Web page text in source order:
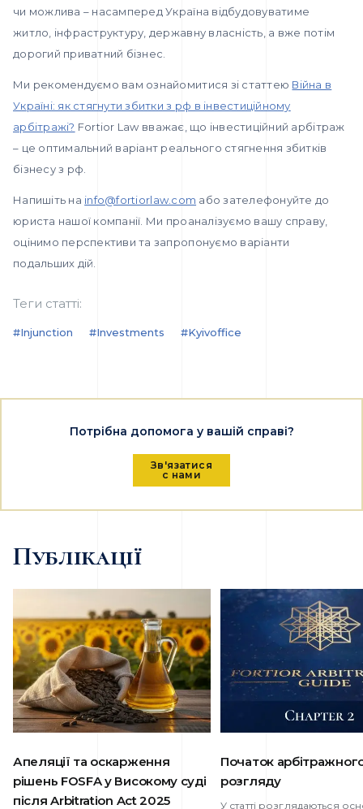
чи можлива – насамперед Україна відбудовуватиме
житло, інфраструктуру, державну власність, а вже потім
дорогий приватний бізнес.
Ми рекомендуємо вам ознайомитися зі статтею Війна в
Україні: як стягнути збитки з рф в інвестиційному
арбітражі? Fortior Law вважає, що інвестиційний арбітраж
– це оптимальний варіант реального стягнення збитків
бізнесу з рф.
Напишіть на info@fortiorlaw.com або зателефонуйте до
юриста нашої компанії. Ми проаналізуємо вашу справу,
оцінимо перспективи та запропонуємо варіанти
подальших дій.
Теги статті:
#injunction #investments #kyivoffice
Потрібна допомога у вашій справі?
Зв'язатися
с нами
Публікації
Апеляції та оскарження
рішень FOSFA у Високому суді
після Arbitration Act 2025
Початок
розгляду
У статті розглядаються